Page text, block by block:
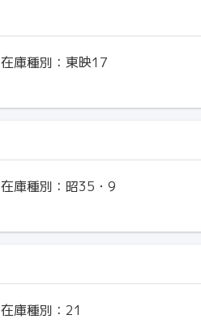
在庫種別：東映17
在庫種別： 昭35・9
在庫種別： 21